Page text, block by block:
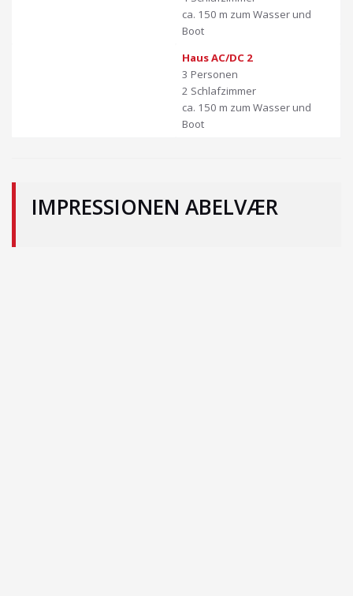
ca. 150 m zum Wasser und
Boot
Haus AC/DC 2
3 Personen
2 Schlafzimmer
ca. 150 m zum Wasser und
Boot
IMPRESSIONEN ABELVÆR